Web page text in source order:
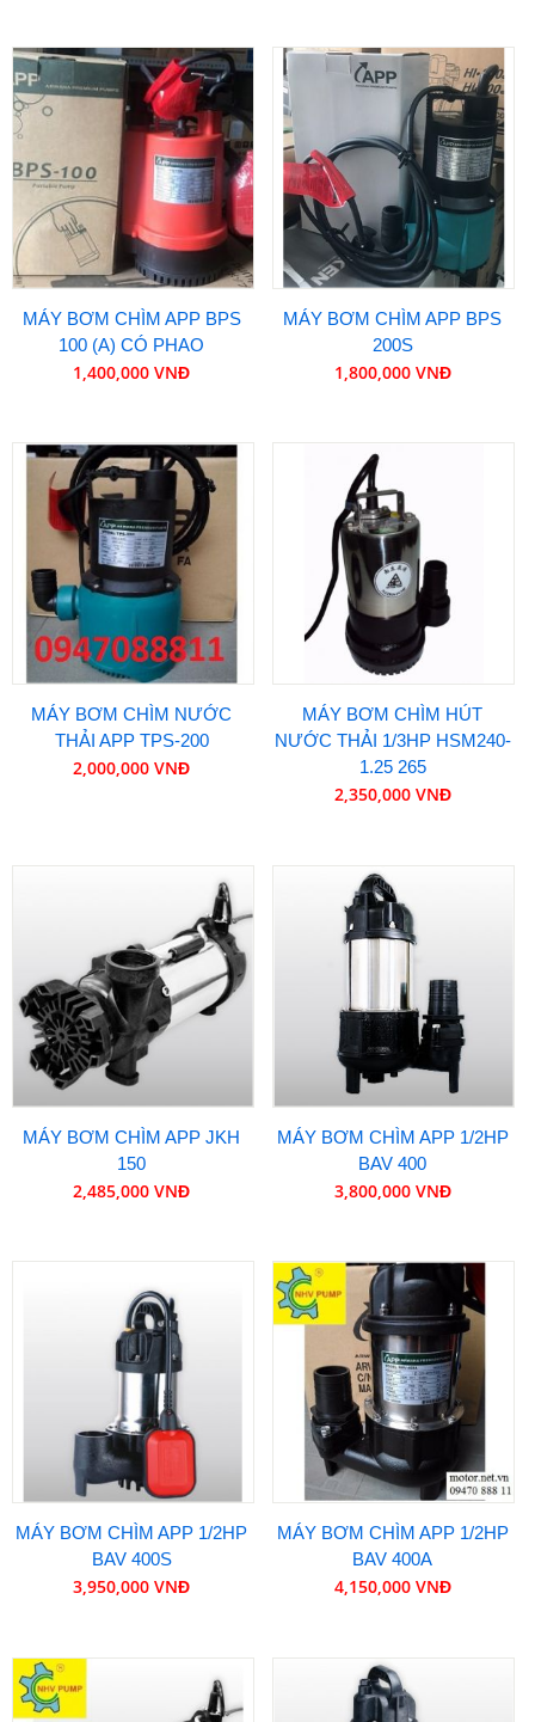
MÁY BƠM CHÌM APP BPS
100 (A) CÓ PHAO
1,400,000 VNĐ
MÁY BƠM CHÌM APP BPS
200S
1,800,000 VNĐ
MÁY BƠM CHÌM NƯỚC
THẢI APP TPS-200
2,000,000 VNĐ
MÁY BƠM CHÌM HÚT
NƯỚC THẢI 1/3HP HSM240-
1.25 265
2,350,000 VNĐ
MÁY BƠM CHÌM APP JKH
150
2,485,000 VNĐ
MÁY BƠM CHÌM APP 1/2HP
BAV 400
3,800,000 VNĐ
MÁY BƠM CHÌM APP 1/2HP
BAV 400S
3,950,000 VNĐ
MÁY BƠM CHÌM APP 1/2HP
BAV 400A
4,150,000 VNĐ